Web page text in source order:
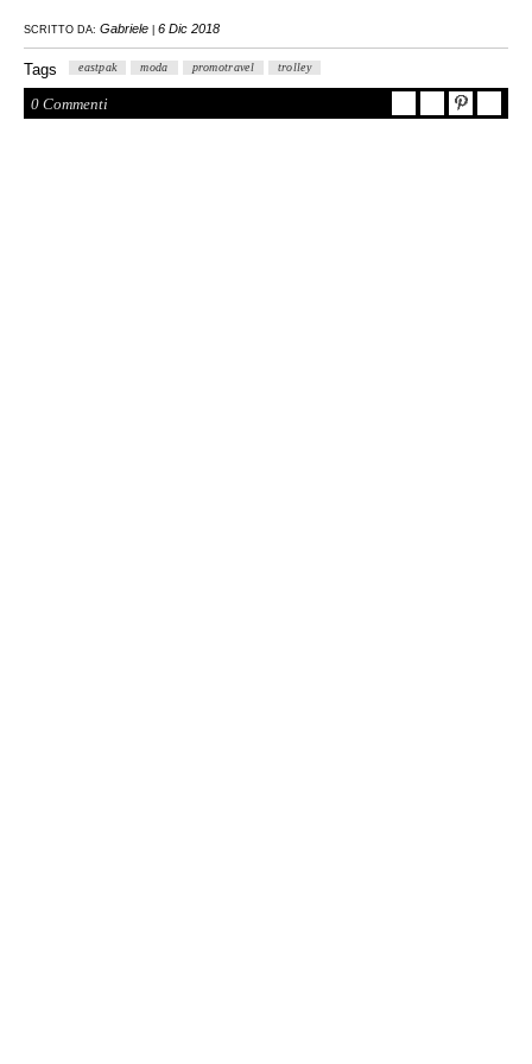
SCRITTO DA: Gabriele 6 Dic 2018
Tags eastpak moda promotravel trolley
0 Commenti